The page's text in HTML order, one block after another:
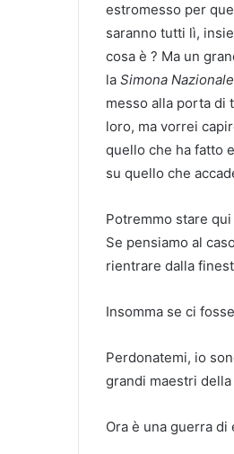
estromesso per
saranno tutti lì,
cosa è ? Ma un
la Simona Nazionale
messo alla porta di
loro, ma vorrei
quello che ha fatto
su quello che
Potremmo stare
Se pensiamo al
rientrare dalla
Insomma se ci
Perdonatemi, io
grandi maestri
Ora è una guerra